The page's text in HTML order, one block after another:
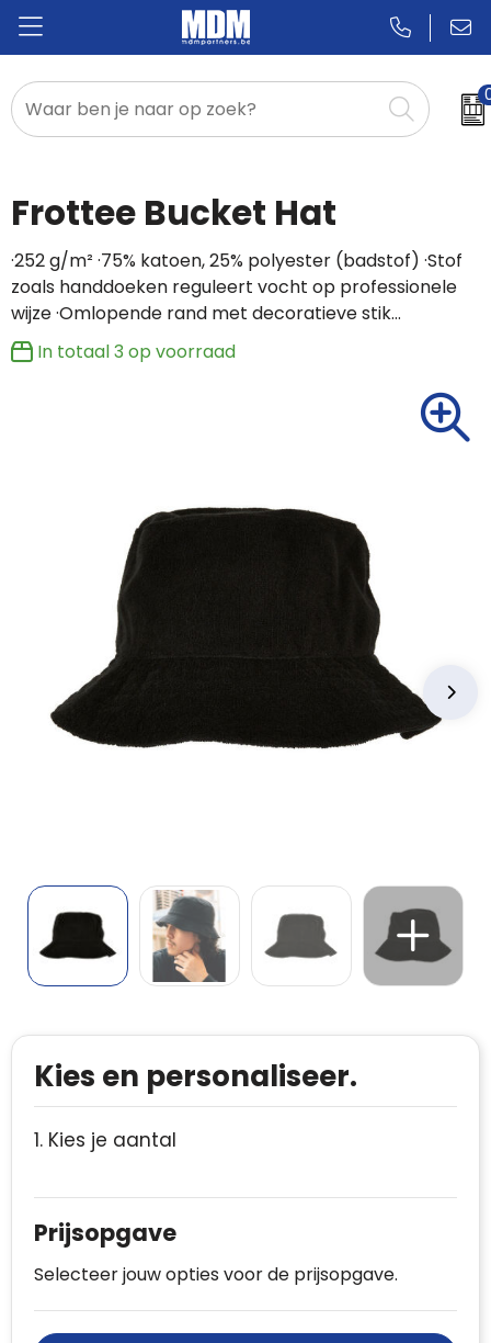
Relatiegeschenken
Sportkleding
Frottee Bucket Hat
·252 g/m² ·75% katoen, 25% polyester (badstof) ·Stof
zoals handdoeken reguleert vocht op professionele
wijze ·Omlopende rand met decoratieve stik…
In totaal3 op voorraad
Kies en personaliseer.
1. Kies je aantal
Prijsopgave
Selecteer jouw opties voor de prijsopgave.